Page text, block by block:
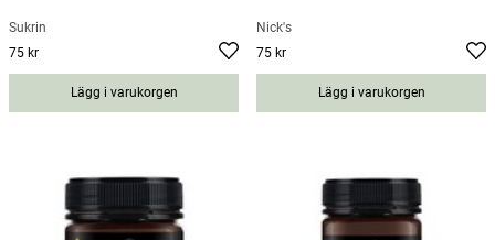
Sukrin
Pris
75 kr
Lägg i varukorgen
Nick's
Pris
75 kr
Lägg i varukorgen